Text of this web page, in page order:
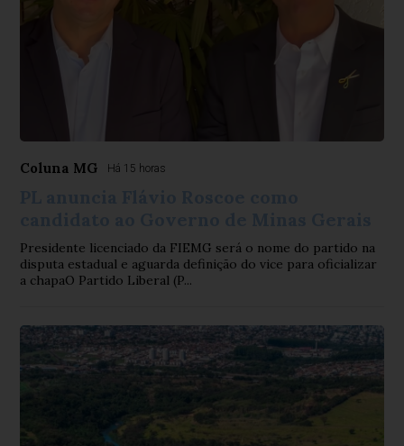
Coluna MG Há 15 horas
Presidente licenciado da FIEMG será o nome do partido na
disputa estadual e aguarda definição do vice para oficializar
a chapaO Partido Liberal (P...